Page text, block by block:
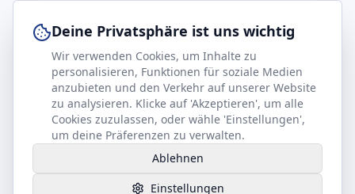
footer.company
Kontakt
Partner werden
Gesundheits-Kompass
Rechtliches
Impressum
Datenschutz
AGB
Deine Privatsphäre ist uns wichtig
Wir verwenden Cookies, um Inhalte zu
personalisieren, Funktionen für soziale Medien
anzubieten und den Verkehr auf unserer Website
zu analysieren. Klicke auf 'Akzeptieren', um alle
Cookies zuzulassen, oder wähle 'Einstellungen',
um deine Präferenzen zu verwalten.
Ablehnen
Einstellungen
Hilfe benötigt?